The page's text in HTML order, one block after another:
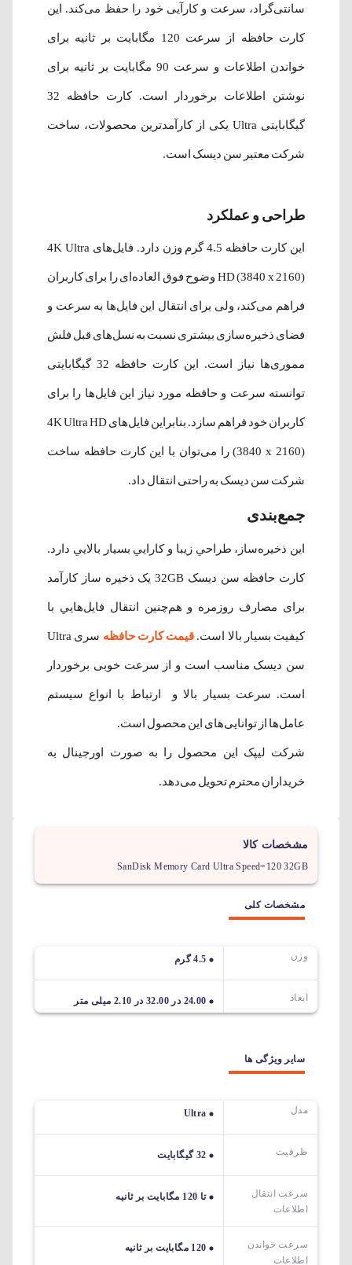
سانتی‌گراد، سرعت و کارآیی خود را حفظ می‌کند. این
کارت حافظه از سرعت 120 مگابایت بر ثانیه برای
خواندن اطلاعات و سرعت 90 مگابایت بر ثانیه برای
نوشتن اطلاعات برخوردار است. کارت حافظه 32
گیگابایتی Ultra یکی از کارآمدترین محصولات، ساخت
شرکت معتبر سن‌ دیسک است.
طراحی و عملکرد
این کارت حافظه 4.5 گرم وزن دارد. فایل‌های 4K Ultra
HD (3840 x 2160) وضوح فوق العاده‌ای را برای کاربران
فراهم می‌کند، ولی برای انتقال این فایل‌ها به سرعت و
فضای ذخیره‌سازی بیشتری نسبت به نسل‌های قبل فلش
مموری‌ها نیاز است. این کارت حافظه 32 گیگابایتی
توانسته سرعت و حافظه مورد نیاز این فایل‌ها را برای
کاربران خود فراهم سازد. بنابراین فایل‌های 4K Ultra HD
(3840 x 2160) را می‌توان با این کارت حافظه ساخت
شرکت سن دیسک به راحتی انتقال داد.
جمع‌بندی
این ذخیره‌ساز، طراحي زيبا و كارايي بسيار بالايي دارد.
کارت حافظه سن دیسک 32GB یک ذخیره ساز کارآمد
برای مصارف روزمره و هم‌چنین انتقال فایل‌هايي با
كيفيت بسيار بالا است. قیمت کارت حافظه سری Ultra
سن دیسک مناسب است و از سرعت خوبی برخوردار
است. سرعت بسیار بالا و ارتباط با انواع سیستم‌
عامل‌ها از توانایی‌های این محصول است.
شرکت لیپک این محصول را به صورت اورجینال به
خریداران محترم تحویل می‌دهد.
مشخصات کالا
SanDisk Memory Card Ultra Speed=120 32GB
مشخصات کلی
وزن 4.5 گرم
ابعاد 24.00 در 32.00 در 2.10 میلی متر
سایر ویژگی ها
مدل Ultra
ظرفیت 32 گیگابایت
سرعت انتقال
اطلاعات
تا 120 مگابایت بر ثانیه
سرعت خواندن
اطلاعات
120 مگابایت بر ثانیه